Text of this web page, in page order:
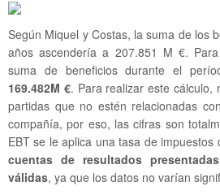
Según Miquel y Costas, la suma de los
años ascendería a 207.851 M €.
suma de beneficios durante el
169.482M €. Para realizar este cálculo,
partidas que no estén relacionadas
compañía, por eso, las cifras son
EBT se le aplica una tasa de impuestos
cuentas de resultados
válidas, ya que los datos no varían